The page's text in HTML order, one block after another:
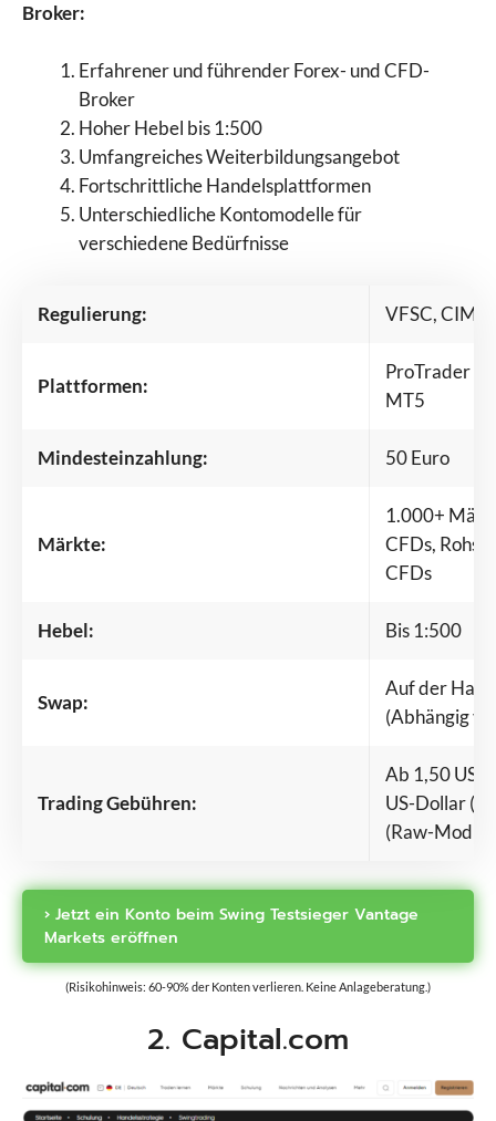
Broker:
Erfahrener und führender Forex- und CFD-
Broker
Hoher Hebel bis 1:500
Umfangreiches Weiterbildungsangebot
Fortschrittliche Handelsplattformen
Unterschiedliche Kontomodelle für
verschiedene Bedürfnisse
Regulierung: VFSC,
Plattformen:
ProTrader
MT5
Mindesteinzahlung: 50 Euro
Märkte:
1.000+
CFDs,
CFDs
Hebel: Bis 1:500
Swap:
Auf der
(Abhängig
Trading Gebühren:
Ab 1,50 US-
US-Dollar
(Raw-Modus)
› Jetzt ein Konto beim Swing Testsieger Vantage
Markets eröffnen
(Risikohinweis: 60-90% der Konten verlieren. Keine Anlageberatung.)
2. Capital.com